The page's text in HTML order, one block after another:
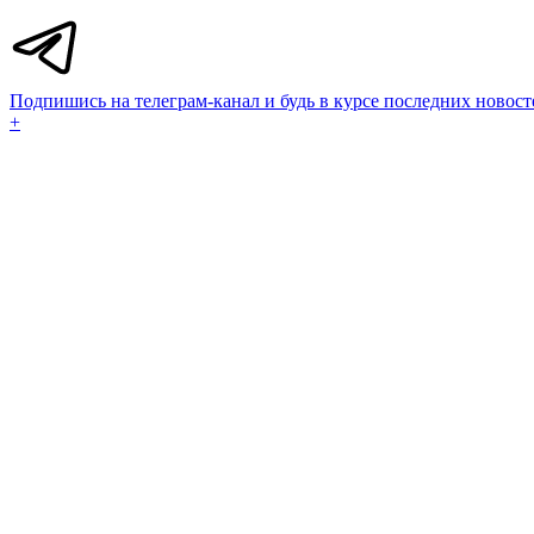
Подпишись на телеграм-канал и будь в курсе последних
+